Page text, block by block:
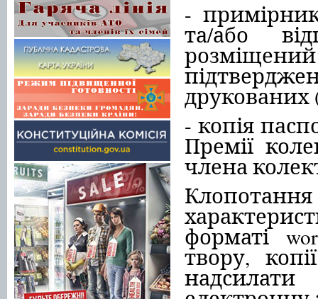
-
та/або
друкованих
- копія
Премії
члена
форматі
твору,